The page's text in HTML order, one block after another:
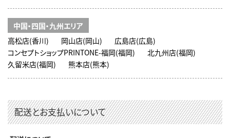
中国・四国・九州エリア
高松店(香川)
岡山店(岡山)
広島店(広島)
コンセプトショップPRINTONE-福岡(福岡)
北九州店(福岡)
久留米店(福岡)
熊本店(熊本)
配送とお支払いについて